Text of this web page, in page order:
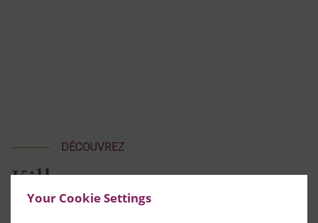
Your Cookie Settings
DÉCOUVREZ
Killarney